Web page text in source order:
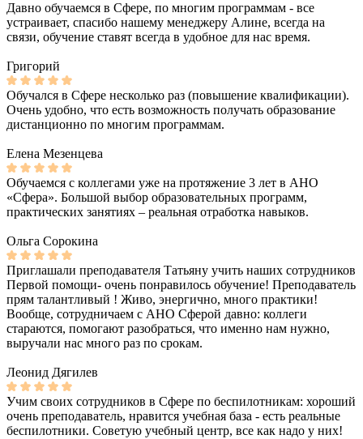
Давно обучаемся в Сфере, по многим программам - все
устраивает, спасибо нашему менеджеру Алине, всегда на
связи, обучение ставят всегда в удобное для нас время.
Григорий
Обучался в Сфере несколько раз (повышение квалификации).
Очень удобно, что есть возможность получать образование
дистанционно по многим программам.
Елена Мезенцева
Обучаемся с коллегами уже на протяжение 3 лет в АНО
«Сфера». Большой выбор образовательных программ,
практических занятиях – реальная отработка навыков.
Ольга Сорокина
Приглашали преподавателя Татьяну учить наших сотрудников
Первой помощи- очень понравилось обучение! Преподаватель
прям талантливый ! Живо, энергично, много практики!
Вообще, сотрудничаем с АНО Сферой давно: коллеги
стараются, помогают разобраться, что именно нам нужно,
выручали нас много раз по срокам.
Леонид Дягилев
Учим своих сотрудников в Сфере по беспилотникам: хороший
очень преподаватель, нравится учебная база - есть реальные
беспилотники. Советую учебный центр, все как надо у них!